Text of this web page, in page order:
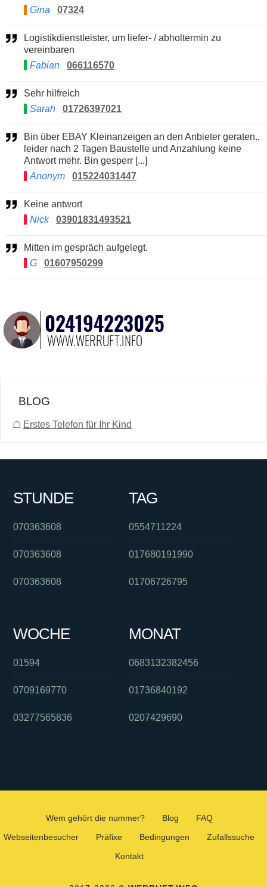
Gina
07324
Logistikdienstleister, um liefer- / abholtermin zu
vereinbaren
Fabian
066116570
Sehr hilfreich
Sarah
01726397021
Bin über EBAY Kleinanzeigen an den Anbieter geraten..
leider nach 2 Tagen Baustelle und Anzahlung keine
Antwort mehr. Bin gesperr [...]
Anonym
015224031447
Keine antwort
Nick
03901831493521
Mitten im gespräch aufgelegt.
G
01607950299
BLOG
☖ Erstes Telefon für Ihr Kind
STUNDE
070363608
070363608
070363608
TAG
0554711224
017680191990
01706726795
WOCHE
01594
0709169770
03277565836
MONAT
0683132382456
01736840192
0207429690
Wem gehört die nummer? Blog
FAQ
Webseitenbesucher
Präfixe Bedingungen
Zufallssuche
Kontakt